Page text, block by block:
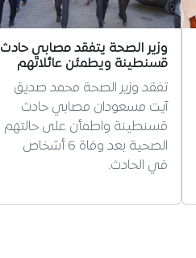
وزير الصحة يتفقد مصابي حادث
قسنطينة ويطمئن عائلاتهم
تفقد وزير الصحة محمد صديق
آيت مسعودان مصابي حادث
قسنطينة واطمأن على حالتهم
الصحية بعد وفاة 6 أشخاص
في الحادث.